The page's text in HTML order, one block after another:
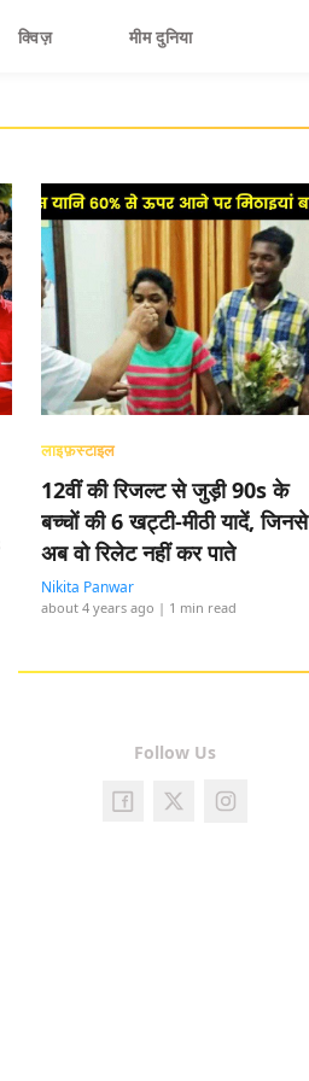
क्विज़ मीम दुनिया
लाइफ़स्टाइल
12वीं की रिजल्ट से जुड़ी 90s के
बच्चों की 6 खट्टी-मीठी यादें, जिनसे
अब वो रिलेट नहीं कर पाते
Nikita Panwar
about 4 years ago | 1 min read
Follow Us